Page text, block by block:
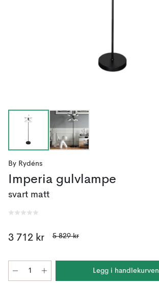
By Rydéns
Imperia gulvlampe
svart matt
3 712 kr 5 829 kr
Legg i handlekurven